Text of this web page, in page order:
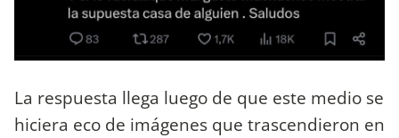
La respuesta llega luego de que este medio se
hiciera eco de imágenes que trascendieron en